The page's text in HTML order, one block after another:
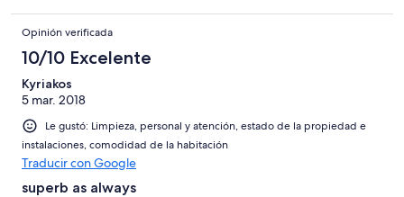
Opinión verificada
10/10 Excelente
Kyriakos
5 mar. 2018
Le gustó: Limpieza, personal y atención, estado de la propiedad e
instalaciones, comodidad de la habitación
Traducir con Google
superb as always